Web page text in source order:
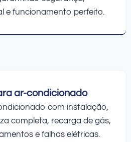
e funcionamento perfeito.
ar-condicionado
com instalação,
completa, recarga de gás,
e falhas elétricas.